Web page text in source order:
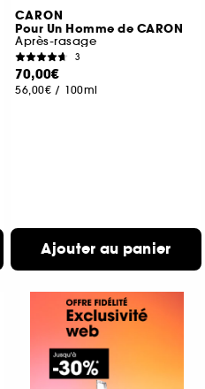
CARON
Pour Un Homme de CARON
Après-rasage
3
70,00€
56,00€ / 100ml
Ajouter au panier